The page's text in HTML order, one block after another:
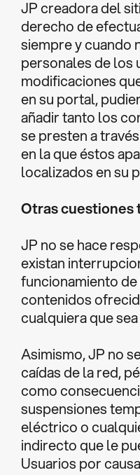
JP creadora del
derecho de
siempre y cuando
personales de los
modificaciones
en su portal,
añadir tanto los
se presten a
en la que éstos
localizados en su
Otras cuestiones
JP no se hace
existan
funcionamiento
contenidos
cualquiera que
Asimismo, JP no
caídas de la red,
como
suspensiones
eléctrico o
indirecto que le
Usuarios por